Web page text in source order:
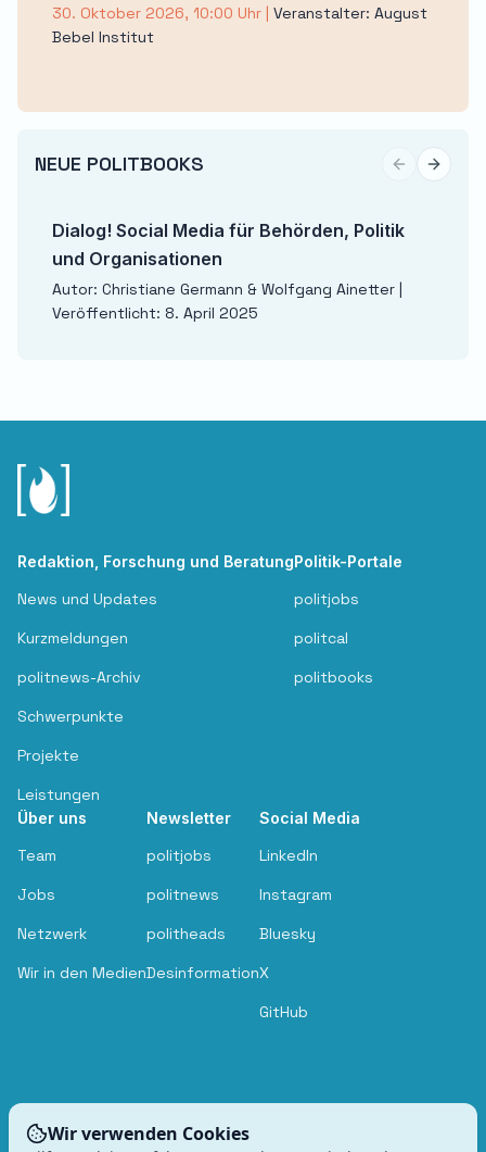
30. Oktober 2026, 10:00 Uhr | Veranstalter: August
Bebel Institut
NEUE POLITBOOKS Previous
Next
Dialog! Social Media für Behörden, Politik
und Organisationen
Autor: Christiane Germann & Wolfgang Ainetter |
Veröffentlicht: 8. April 2025
Wir verwenden Cookies
Redaktion, Forschung und Beratung
News und Updates
Kurzmeldungen
politnews-Archiv
Schwerpunkte
Projekte
Leistungen
Politik-Portale
politjobs
politcal
politbooks
Über uns
Team
Jobs
Netzwerk
Wir in den Medien
Newsletter
politjobs
politnews
politheads
Desinformation
Social Media
LinkedIn
Instagram
Bluesky
X
GitHub